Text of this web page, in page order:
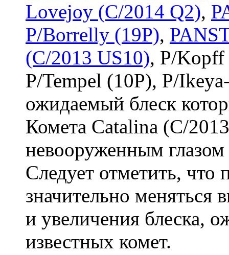
Lovejoy (C/2014 Q2),
P/Borrelly (19P),
(C/2013 US10), P/Kopff
P/Tempel (10P), P/
ожидаемый блеск
Комета Catalina (C/
невооруженным глазом
Следует отметить,
значительно меняться
и увеличения блеска,
известных комет.